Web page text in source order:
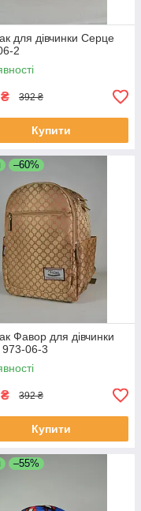
для дівчинки Серце
2
₴ 392 ₴
Купити
–60%
Фавор для дівчинки
06-3
₴ 392 ₴
Купити
–55%